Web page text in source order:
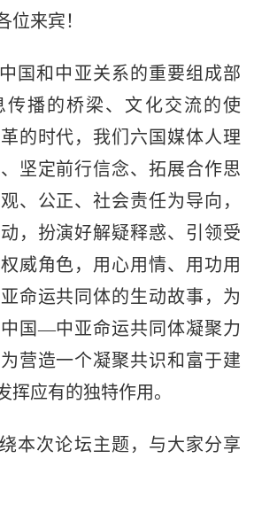
位来宾！
国和中亚关系的重要组成部
传播的桥梁、文化交流的使
的时代，我们六国媒体人理
坚定前行信念、拓展合作思
、公正、社会责任为导向，
，扮演好解疑释惑、引领受
威角色，用心用情、用功用
命运共同体的生动故事，为
国—中亚命运共同体凝聚力
营造一个凝聚共识和富于建
挥应有的独特作用。
本次论坛主题，与大家分享